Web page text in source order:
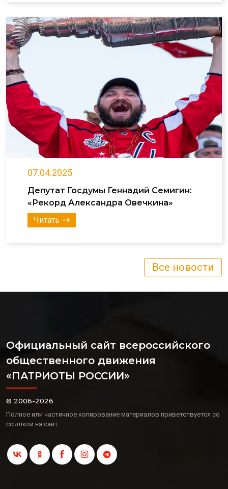
07.04.2025
Депутат Госдумы Геннадий Семигин:
«Рекорд Александра Овечкина»
Читать
Все новости
Официальный сайт всероссийского
общественного движения
«ПАТРИОТЫ РОССИИ»
© 2006-2026
Полное или частичное копирование материалов приветствуется со
ссылкой на сайт